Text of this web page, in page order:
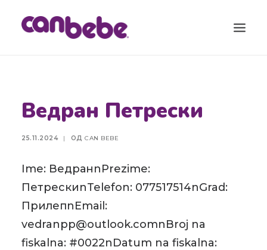
БЛОГ
КОНТАКТ
SEARCH
Ведран Петрески
25.11.2024 | ОД CAN BEBE
Ime: ВедранnPrezime:
ПетрескиnTelefon: 077517514nGrad:
ПрилепnEmail:
vedranpp@outlook.comnBroj na
fiskalna: #0022nDatum na fiskalna: